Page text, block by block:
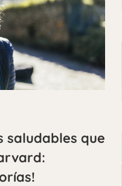
saludables que